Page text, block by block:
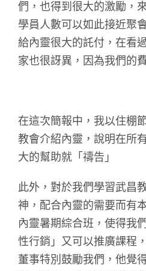
們，也得到很大的激勵，
學員人數可以如此接近聚
給內靈很大的託付，在看
家也很訝異，因為我們的
在這次簡報中，我以住棚
教會介紹內靈，說明在所
大的幫助就「禱告」
此外，對於我們學習武昌
神，配合內靈的需要而有
內靈暑期綜合班，使得我
性行銷」又可以推廣課程
董事特別鼓勵我們，他覺